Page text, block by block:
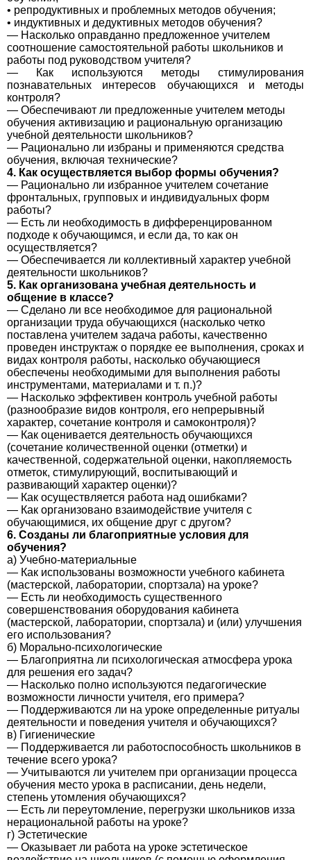
• репродуктивных и проблемных методов обучения;
• индуктивных и дедуктивных методов обучения?
— Насколько оправданно предложенное учителем
соотношение самостоятельной работы школьников и
работы под руководством учителя?
— Как используются методы стимулирования
познавательных интересов обучающихся и методы
контроля?
— Обеспечивают ли предложенные учителем методы
обучения активизацию и рациональную организацию
учебной деятельности школьников?
— Рационально ли избраны и применяются средства
обучения, включая технические?
4. Как осуществляется выбор формы обучения?
— Рационально ли избранное учителем сочетание
фронтальных, групповых и индивидуальных форм
работы?
— Есть ли необходимость в дифференцированном
подходе к обучающимся, и если да, то как он
осуществляется?
— Обеспечивается ли коллективный характер учебной
деятельности школьников?
5. Как организована учебная деятельность и
общение в классе?
— Сделано ли все необходимое для рациональной
организации труда обучающихся (насколько четко
поставлена учителем задача работы, качественно
проведен инструктаж о порядке ее выполнения, сроках и
видах контроля работы, насколько обучающиеся
обеспечены необходимыми для выполнения работы
инструментами, материалами и т. п.)?
— Насколько эффективен контроль учебной работы
(разнообразие видов контроля, его непрерывный
характер, сочетание контроля и самоконтроля)?
— Как оценивается деятельность обучающихся
(сочетание количественной оценки (отметки) и
качественной, содержательной оценки, накопляемость
отметок, стимулирующий, воспитывающий и
развивающий характер оценки)?
— Как осуществляется работа над ошибками?
— Как организовано взаимодействие учителя с
обучающимися, их общение друг с другом?
6. Созданы ли благоприятные условия для
обучения?
а) Учебно-материальные
— Как использованы возможности учебного кабинета
(мастерской, лаборатории, спортзала) на уроке?
— Есть ли необходимость существенного
совершенствования оборудования кабинета
(мастерской, лаборатории, спортзала) и (или) улучшения
его использования?
б) Морально-психологические
— Благоприятна ли психологическая атмосфера урока
для решения его задач?
— Насколько полно используются педагогические
возможности личности учителя, его примера?
— Поддерживаются ли на уроке определенные ритуалы
деятельности и поведения учителя и обучающихся?
в) Гигиенические
— Поддерживается ли работоспособность школьников в
течение всего урока?
— Учитываются ли учителем при организации процесса
обучения место урока в расписании, день недели,
степень утомления обучающихся?
— Есть ли переутомление, перегрузки школьников из­за
нерациональной работы на уроке?
г) Эстетические
— Оказывает ли работа на уроке эстетическое